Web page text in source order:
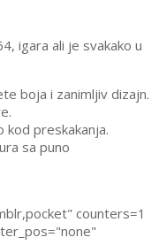
igara ali je svakako u
boja i zanimljiv dizajn.
kod preskakanja.
sa puno
counters=1